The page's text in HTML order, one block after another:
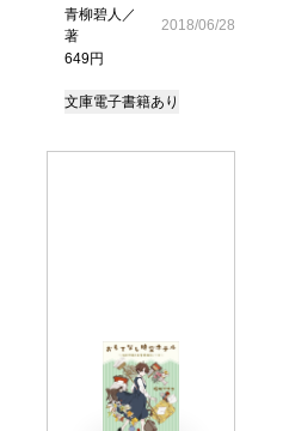
青柳碧人／
著
649円
2018/06/28
文庫電子書籍あり